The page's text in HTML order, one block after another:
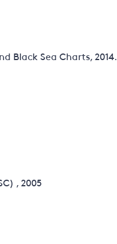
Black Sea Charts, 2014.
, 2005